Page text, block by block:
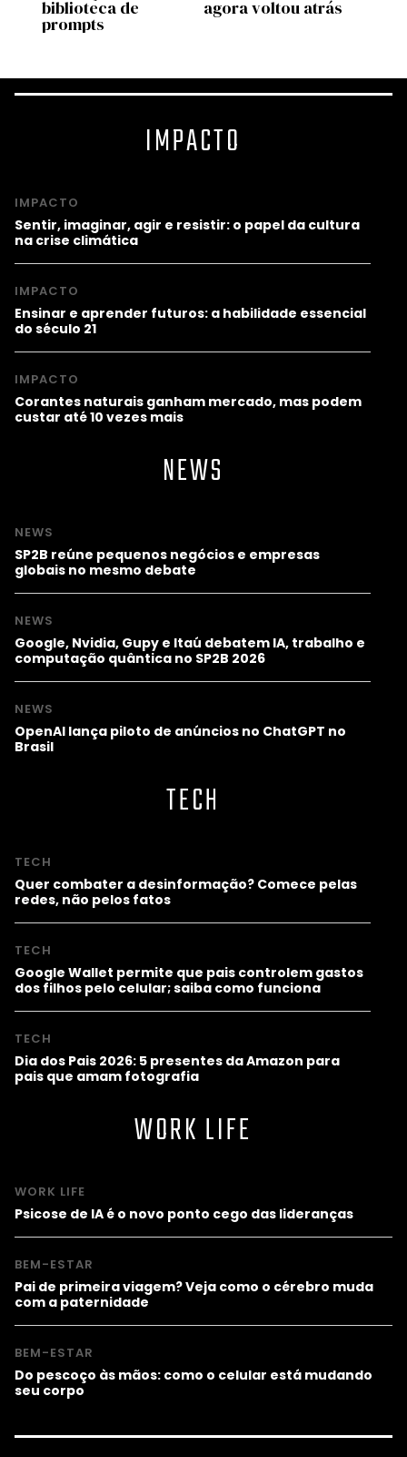
biblioteca de
prompts
agora voltou atrás
IMPACTO
IMPACTO
Sentir, imaginar, agir e resistir: o papel da cultura
na crise climática
IMPACTO
Ensinar e aprender futuros: a habilidade essencial
do século 21
IMPACTO
Corantes naturais ganham mercado, mas podem
custar até 10 vezes mais
NEWS
NEWS
SP2B reúne pequenos negócios e empresas
globais no mesmo debate
NEWS
Google, Nvidia, Gupy e Itaú debatem IA, trabalho e
computação quântica no SP2B 2026
NEWS
OpenAI lança piloto de anúncios no ChatGPT no
Brasil
TECH
TECH
Quer combater a desinformação? Comece pelas
redes, não pelos fatos
TECH
Google Wallet permite que pais controlem gastos
dos filhos pelo celular; saiba como funciona
TECH
Dia dos Pais 2026: 5 presentes da Amazon para
pais que amam fotografia
WORK LIFE
WORK LIFE
Psicose de IA é o novo ponto cego das lideranças
BEM-ESTAR
Pai de primeira viagem? Veja como o cérebro muda
com a paternidade
BEM-ESTAR
Do pescoço às mãos: como o celular está mudando
seu corpo